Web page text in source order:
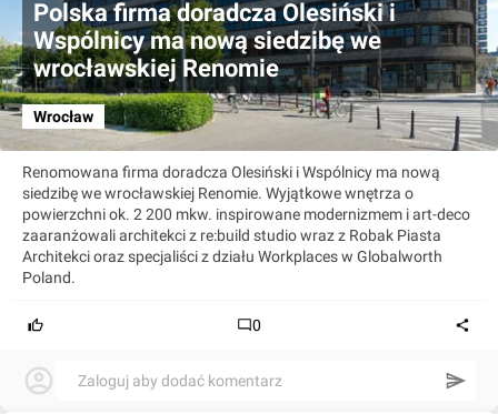
Polska firma doradcza Olesiński i
Wspólnicy ma nową siedzibę we
wrocławskiej Renomie
Wrocław
Renomowana firma doradcza Olesiński i Wspólnicy ma nową
siedzibę we wrocławskiej Renomie. Wyjątkowe wnętrza o
powierzchni ok. 2 200 mkw. inspirowane modernizmem i art-deco
zaaranżowali architekci z re:build studio wraz z Robak Piasta
Architekci oraz specjaliści z działu Workplaces w Globalworth
Poland.
0
Zaloguj aby dodać komentarz